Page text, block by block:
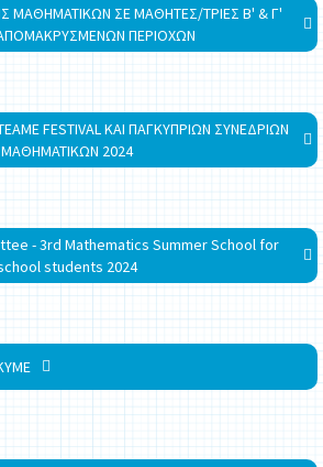
ΜΑΘΗΜΑΤΙΚΩΝ ΣΕ ΜΑΘΗΤΕΣ/ΤΡΙΕΣ Β' & Γ'
ΠΕΡΙΟΧΩΝ
FESTIVAL ΚΑΙ ΠΑΓΚΥΠΡΙΩΝ ΣΥΝΕΔΡΙΩΝ
ΜΑΘΗΜΑΤΙΚΩΝ 2024
- 3rd Mathematics Summer School for
students 2024